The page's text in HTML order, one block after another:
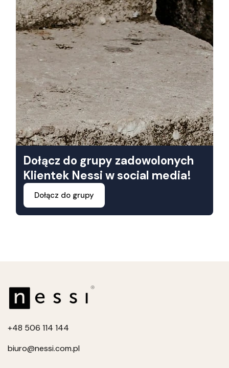
Dołącz do grupy zadowolonych
Klientek Nessi w social media!
Dołącz do grupy
+48 506 114 144
biuro@nessi.com.pl